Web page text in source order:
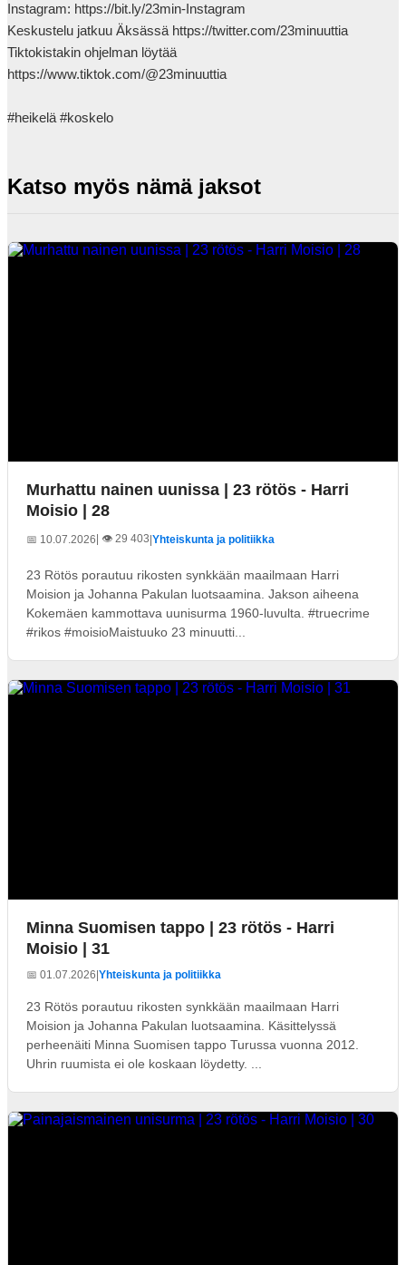
Instagram: https://bit.ly/23min-Instagram
Keskustelu jatkuu Äksässä https://twitter.com/23minuuttia
Tiktokistakin ohjelman löytää
https://www.tiktok.com/@23minuuttia
#heikelä #koskelo
Katso myös nämä jaksot
Murhattu nainen uunissa | 23 rötös - Harri
Moisio | 28
📅 10.07.2026| 👁️ 29 403 Yhteiskunta ja politiikka
23 Rötös porautuu rikosten synkkään maailmaan Harri
Moision ja Johanna Pakulan luotsaamina. Jakson aiheena
Kokemäen kammottava uunisurma 1960-luvulta. #truecrime
#rikos #moisioMaistuuko 23 minuutti...
Minna Suomisen tappo | 23 rötös - Harri
Moisio | 31
📅 01.07.2026|Yhteiskunta ja politiikka
23 Rötös porautuu rikosten synkkään maailmaan Harri
Moision ja Johanna Pakulan luotsaamina. Käsittelyssä
perheenäiti Minna Suomisen tappo Turussa vuonna 2012.
Uhrin ruumista ei ole koskaan löydetty. ...